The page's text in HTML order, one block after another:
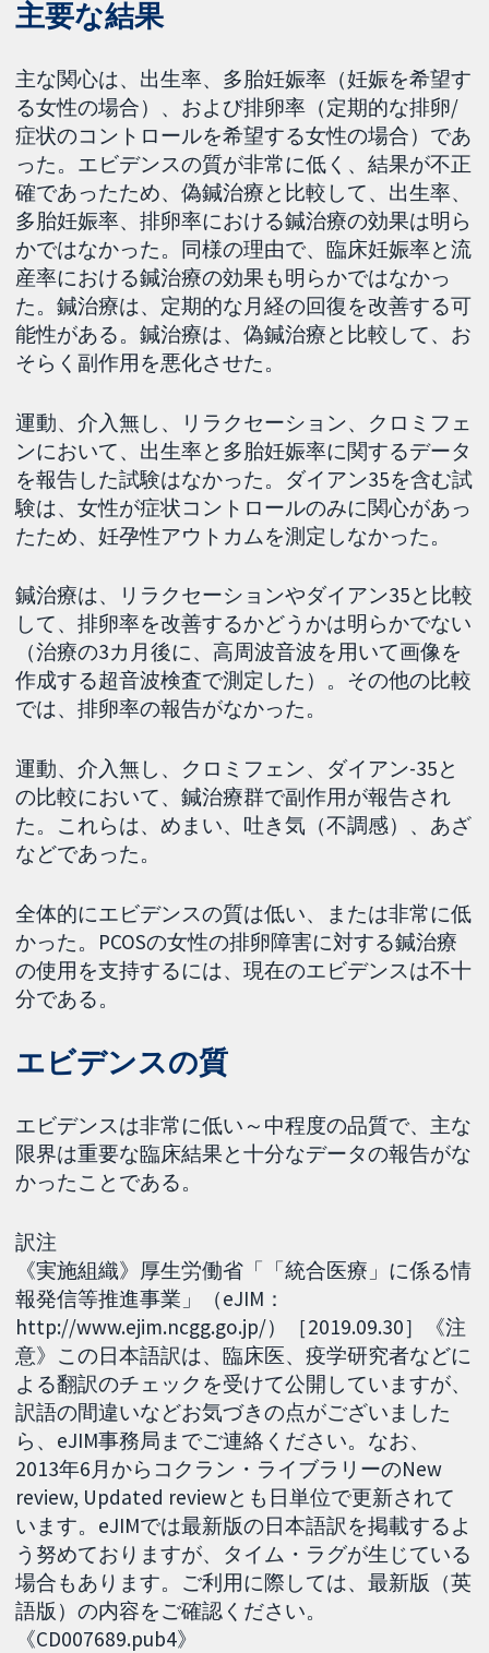
主要な結果
主な関心は、出生率、多胎妊娠率（妊娠を希望す
る女性の場合）、および排卵率（定期的な排卵/
症状のコントロールを希望する女性の場合）であ
った。エビデンスの質が非常に低く、結果が不正
確であったため、偽鍼治療と比較して、出生率、
多胎妊娠率、排卵率における鍼治療の効果は明ら
かではなかった。同様の理由で、臨床妊娠率と流
産率における鍼治療の効果も明らかではなかっ
た。鍼治療は、定期的な月経の回復を改善する可
能性がある。鍼治療は、偽鍼治療と比較して、お
そらく副作用を悪化させた。
運動、介入無し、リラクセーション、クロミフェ
ンにおいて、出生率と多胎妊娠率に関するデータ
を報告した試験はなかった。ダイアン35を含む試
験は、女性が症状コントロールのみに関心があっ
たため、妊孕性アウトカムを測定しなかった。
鍼治療は、リラクセーションやダイアン35と比較
して、排卵率を改善するかどうかは明らかでない
（治療の3カ月後に、高周波音波を用いて画像を
作成する超音波検査で測定した）。その他の比較
では、排卵率の報告がなかった。
運動、介入無し、クロミフェン、ダイアン-35と
の比較において、鍼治療群で副作用が報告され
た。これらは、めまい、吐き気（不調感）、あざ
などであった。
全体的にエビデンスの質は低い、または非常に低
かった。PCOSの女性の排卵障害に対する鍼治療
の使用を支持するには、現在のエビデンスは不十
分である。
エビデンスの質
エビデンスは非常に低い～中程度の品質で、主な
限界は重要な臨床結果と十分なデータの報告がな
かったことである。
訳注
《実施組織》厚生労働省「「統合医療」に係る情
報発信等推進事業」（eJIM：
http://www.ejim.ncgg.go.jp/）［2019.09.30］《注
意》この日本語訳は、臨床医、疫学研究者などに
よる翻訳のチェックを受けて公開していますが、
訳語の間違いなどお気づきの点がございました
ら、eJIM事務局までご連絡ください。なお、
2013年6月からコクラン・ライブラリーのNew
review, Updated reviewとも日単位で更新されて
います。eJIMでは最新版の日本語訳を掲載するよ
う努めておりますが、タイム・ラグが生じている
場合もあります。ご利用に際しては、最新版（英
語版）の内容をご確認ください。
《CD007689.pub4》